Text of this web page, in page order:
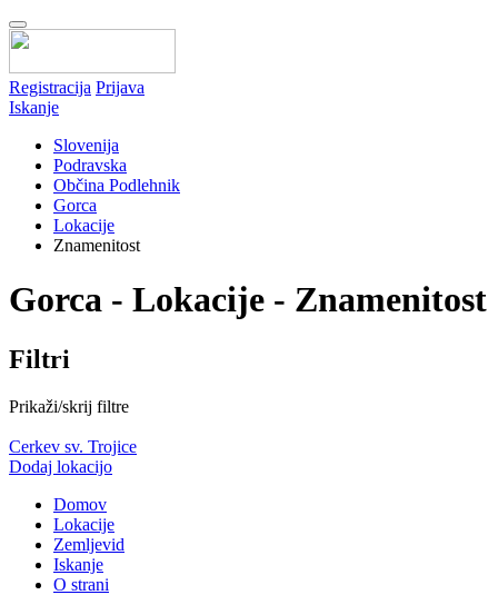
Registracija Prijava
Iskanje
Slovenija
Podravska
Občina Podlehnik
Gorca
Lokacije
Znamenitost
Gorca - Lokacije - Znamenitost
Filtri
Prikaži/skrij filtre
Cerkev sv. Trojice
Dodaj lokacijo
Domov
Lokacije
Zemljevid
Iskanje
O strani